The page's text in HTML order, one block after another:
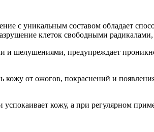
с уникальным составом обладает
клеток свободными
и шелушениями, предупреждает
от ожогов, покраснений и
кожу, а при регулярном